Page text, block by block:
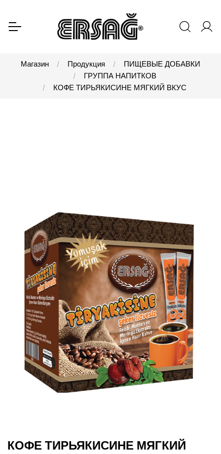
Магазин Продукция
ПИЩЕВЫЕ ДОБАВКИ
ГРУППА НАПИТКОВ
КОФЕ ТИРЬЯКИСИНЕ МЯГКИЙ ВКУС
КОФЕ ТИРЬЯКИСИНЕ МЯГКИЙ